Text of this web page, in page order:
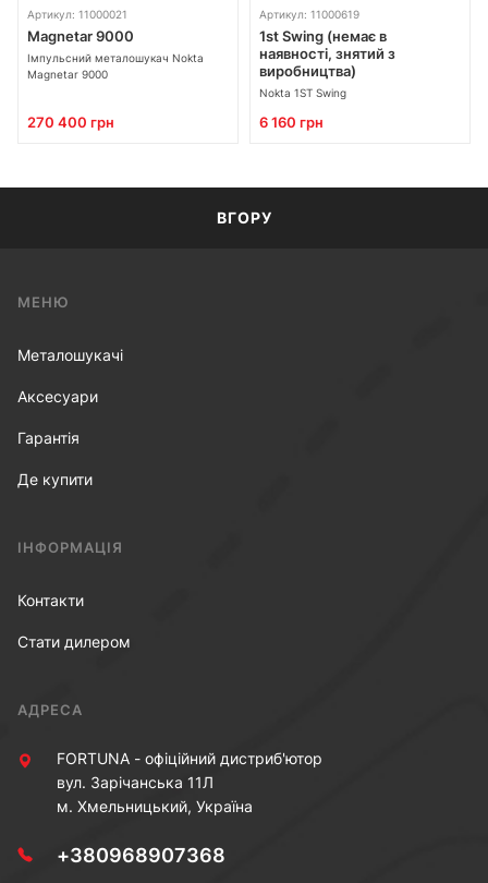
Артикул: 11000021
Magnetar 9000
Імпульсний металошукач Nokta
Magnetar 9000
270 400 грн
Артикул: 11000619
1st Swing (немає в
наявності, знятий з
виробництва)
Nokta 1ST Swing
6 160 грн
ВГОРУ
МЕНЮ
Металошукачі
Аксесуари
Гарантія
Де купити
ІНФОРМАЦІЯ
Контакти
Стати дилером
АДРЕСА
FORTUNA - офіційний дистриб'ютор
вул. Зарічанська 11Л
м. Хмельницький, Україна
+380968907368